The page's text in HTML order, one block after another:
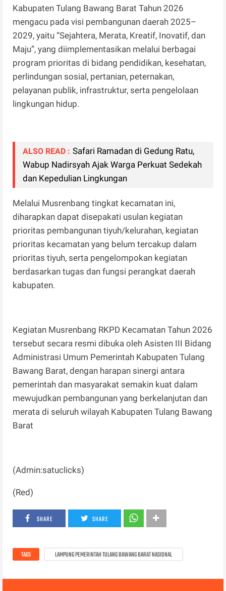
Kabupaten Tulang Bawang Barat Tahun 2026
mengacu pada visi pembangunan daerah 2025–
2029, yaitu “Sejahtera, Merata, Kreatif, Inovatif, dan
Maju”, yang diimplementasikan melalui berbagai
program prioritas di bidang pendidikan, kesehatan,
perlindungan sosial, pertanian, peternakan,
pelayanan publik, infrastruktur, serta pengelolaan
lingkungan hidup.
ALSO READ : Safari Ramadan di Gedung Ratu,
Wabup Nadirsyah Ajak Warga Perkuat Sedekah
dan Kepedulian Lingkungan
Melalui Musrenbang tingkat kecamatan ini,
diharapkan dapat disepakati usulan kegiatan
prioritas pembangunan tiyuh/kelurahan, kegiatan
prioritas kecamatan yang belum tercakup dalam
prioritas tiyuh, serta pengelompokan kegiatan
berdasarkan tugas dan fungsi perangkat daerah
kabupaten.
Kegiatan Musrenbang RKPD Kecamatan Tahun 2026
tersebut secara resmi dibuka oleh Asisten III Bidang
Administrasi Umum Pemerintah Kabupaten Tulang
Bawang Barat, dengan harapan sinergi antara
pemerintah dan masyarakat semakin kuat dalam
mewujudkan pembangunan yang berkelanjutan dan
merata di seluruh wilayah Kabupaten Tulang Bawang
Barat
(Admin:satuclicks)
(Red)
SHARE SHARE
TAGS LAMPUNG PEMERINTAH TULANG BAWANG BARAT NASIONAL